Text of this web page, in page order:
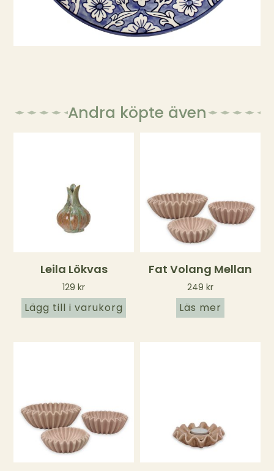
Andra köpte även
Leila Lökvas
129kr
Lägg till i varukorg
Fat Volang Mellan
249 kr
Läs mer